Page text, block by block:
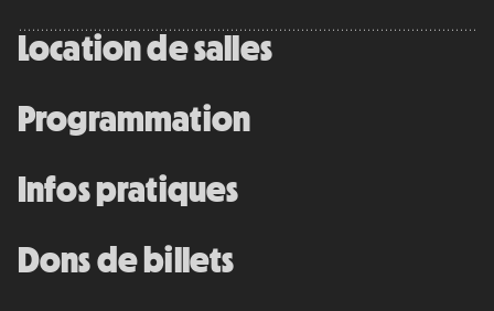
Location de salles
Programmation
Infos pratiques
Dons de billets